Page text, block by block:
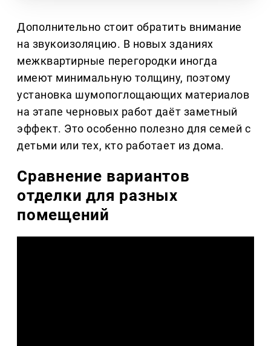
Дополнительно стоит обратить внимание
на звукоизоляцию. В новых зданиях
межквартирные перегородки иногда
имеют минимальную толщину, поэтому
установка шумопоглощающих материалов
на этапе черновых работ даёт заметный
эффект. Это особенно полезно для семей с
детьми или тех, кто работает из дома.
Сравнение вариантов
отделки для разных
помещений